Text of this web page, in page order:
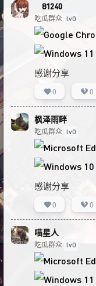
ㅤ81240
吃瓜群众 lv0
感谢分享
0 0
枫泽雨畔
吃瓜群众 lv0
感谢分享
0 0
喵星人
吃瓜群众 lv0